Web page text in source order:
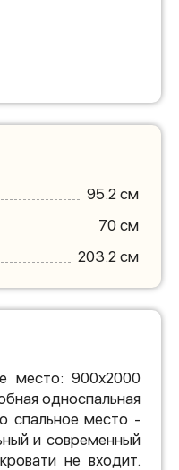
95.2 см
70 см
203.2 см
место: 900х2000
односпальная
спальное место -
и современный
не входит.